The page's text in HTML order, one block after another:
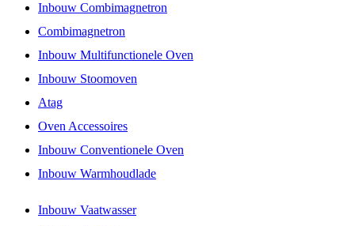
Inbouw Combimagnetron
Combimagnetron
Inbouw Multifunctionele Oven
Inbouw Stoomoven
Atag
Oven Accessoires
Inbouw Conventionele Oven
Inbouw Warmhoudlade
Inbouw Vaatwasser